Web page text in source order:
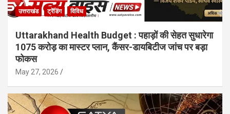
उत्तराखंड ट्रेंडिंग विविध
Uttarakhand Health Budget : पहाड़ों की सेहत सुधारेगा
1075 करोड़ का मास्टर प्लान, कैंसर-डायबिटीज जांच पर बड़ा
फोकस
May 27, 2026